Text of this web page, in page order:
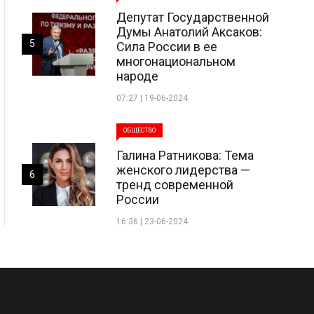
Депутат Государственной
Думы Анатолий Аксаков:
Сила России в ее
многонациональном
народе
07:27 | 19-06-2024
5
ОБЩЕСТВО
Галина Ратникова: Тема
женского лидерства —
тренд современной
России
16:36 | 23-06-2024
6